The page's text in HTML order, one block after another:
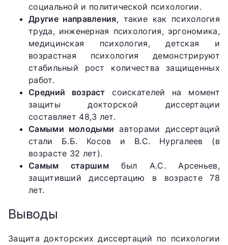
социальной и политической психологии.
Другие направления, такие как психология
труда, инженерная психология, эргономика,
медицинская психология, детская и
возрастная психология демонстрируют
стабильный рост количества защищенных
работ.
Средний возраст соискателей на момент
защиты докторской диссертации
составляет 48,3 лет.
Самыми молодыми авторами диссертаций
стали Б.Б. Косов и В.С. Нургалеев (в
возрасте 32 лет).
Самым старшим был А.С. Арсеньев,
защитивший диссертацию в возрасте 78
лет.
Выводы
Защита докторских диссертаций по психологии